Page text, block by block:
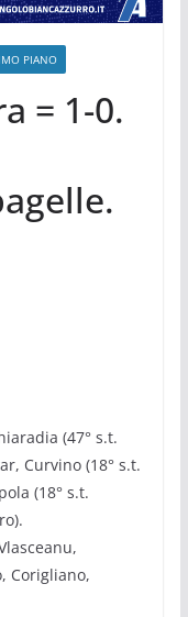
PIANO
= 1-0.
(47° s.t.
Curvino (18° s.t.
(18° s.t.
Corigliano,